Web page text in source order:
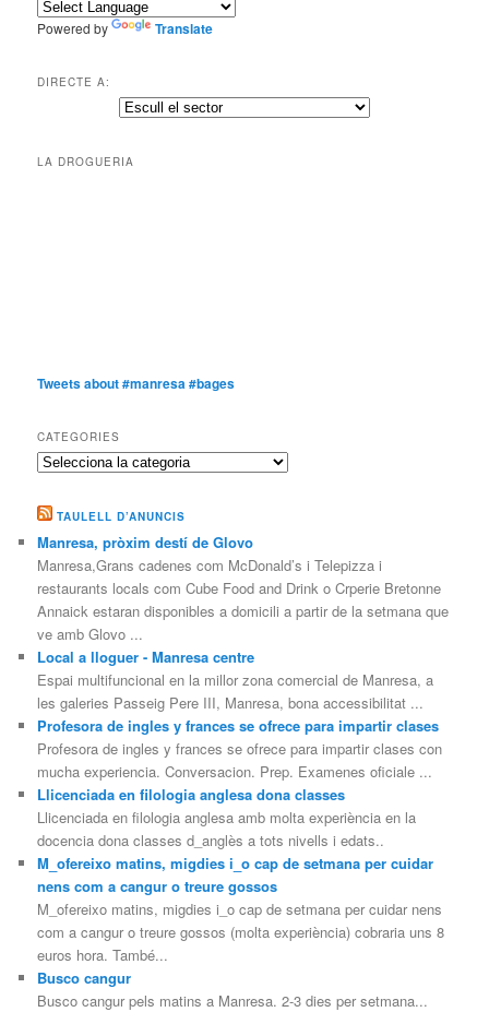
Powered by Translate
DIRECTE A:
LA DROGUERIA
Tweets about #manresa #bages
CATEGORIES
Categories
TAULELL D’ANUNCIS
Manresa, pròxim destí de Glovo
Manresa,Grans cadenes com McDonald’s i Telepizza i
restaurants locals com Cube Food and Drink o Crperie Bretonne
Annaick estaran disponibles a domicili a partir de la setmana que
ve amb Glovo ...
Local a lloguer - Manresa centre
Espai multifuncional en la millor zona comercial de Manresa, a
les galeries Passeig Pere III, Manresa, bona accessibilitat ...
Profesora de ingles y frances se ofrece para impartir clases
Profesora de ingles y frances se ofrece para impartir clases con
mucha experiencia. Conversacion. Prep. Examenes oficiale ...
Llicenciada en filologia anglesa dona classes
Llicenciada en filologia anglesa amb molta experiència en la
docencia dona classes d_anglès a tots nivells i edats..
M_ofereixo matins, migdies i_o cap de setmana per cuidar
nens com a cangur o treure gossos
M_ofereixo matins, migdies i_o cap de setmana per cuidar nens
com a cangur o treure gossos (molta experiència) cobraria uns 8
euros hora. També...
Busco cangur
Busco cangur pels matins a Manresa. 2-3 dies per setmana...